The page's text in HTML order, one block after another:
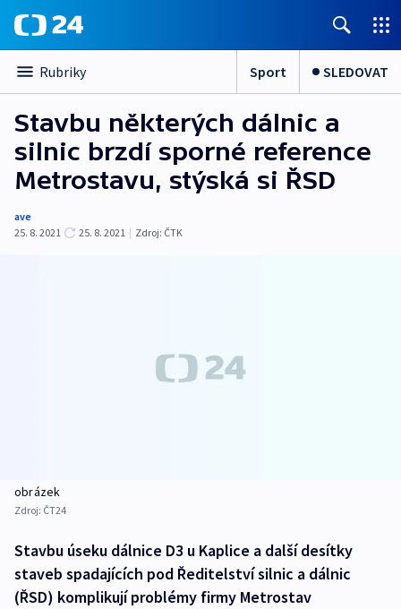
Rubriky Sport SLEDOVAT
Stavbu některých dálnic a
silnic brzdí sporné reference
Metrostavu, stýská si ŘSD
ave
25. 8. 2021
25. 8. 2021 | Zdroj: ČTK
obrázek
Zdroj: ČT24
Stavbu úseku dálnice D3 u Kaplice a další desítky
staveb spadajících pod Ředitelství silnic a dálnic
(ŘSD) komplikují problémy firmy Metrostav